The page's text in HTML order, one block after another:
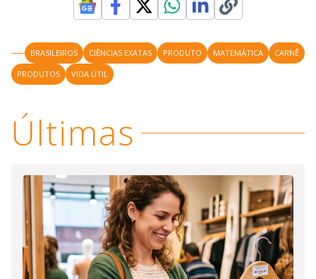
BRASILEIROS CIÊNCIAS EXATAS PRODUTO MATEMÁTICA
CARNÊ
PRODUTOS
VIDA ÚTIL
Últimas